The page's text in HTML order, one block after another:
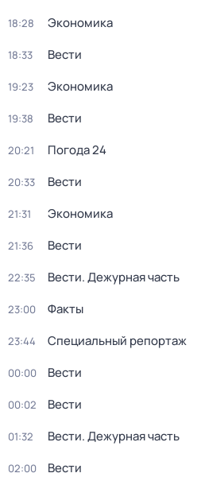
18:28 Экономика
18:33 Вести
19:23 Экономика
19:38 Вести
20:21 Погода 24
20:33 Вести
21:31 Экономика
21:36 Вести
22:35 Вести. Дежурная часть
23:00 Факты
23:44 Специальный репортаж
00:00 Вести
00:02 Вести
01:32 Вести. Дежурная часть
02:00 Вести